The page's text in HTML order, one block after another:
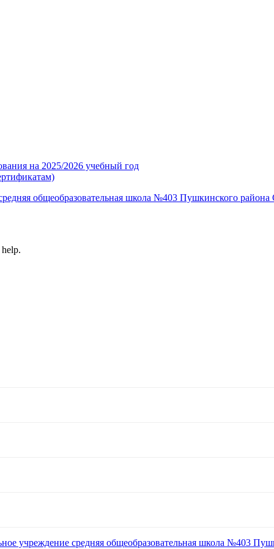
на 2025/2026 учебный год
общеобразовательная школа №403 Пушкинского района
учреждение средняя общеобразовательная школа №403